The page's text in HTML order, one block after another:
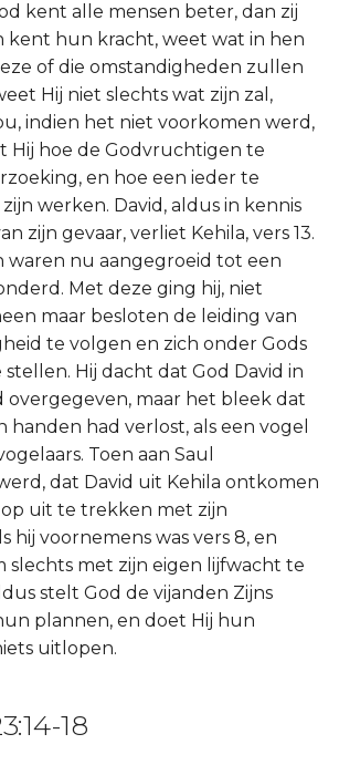
kent alle mensen beter, dan zij
kent hun kracht, weet wat in hen
of die omstandigheden zullen
Hij niet slechts wat zijn zal,
indien het niet voorkomen werd,
Hij hoe de Godvruchtigen te
en hoe een ieder te
werken. David, aldus in kennis
zijn gevaar, verliet Kehila, vers 13.
waren nu aangegroeid tot een
Met deze ging hij, niet
maar besloten de leiding van
te volgen en zich onder Gods
Hij dacht dat God David in
overgegeven, maar het bleek dat
handen had verlost, als een vogel
Toen aan Saul
dat David uit Kehila ontkomen
op uit te trekken met zijn
hij voornemens was vers 8, en
slechts met zijn eigen lijfwacht te
stelt God de vijanden Zijns
plannen, en doet Hij hun
uitlopen.
18